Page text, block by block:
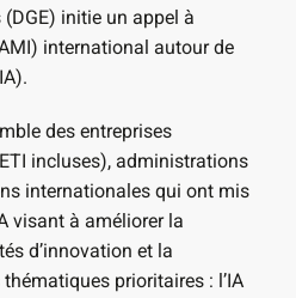
initie un appel à
) international autour de
des entreprises
incluses), administrations
internationales qui ont mis
visant à améliorer la
d’innovation et la
prioritaires : l’IA